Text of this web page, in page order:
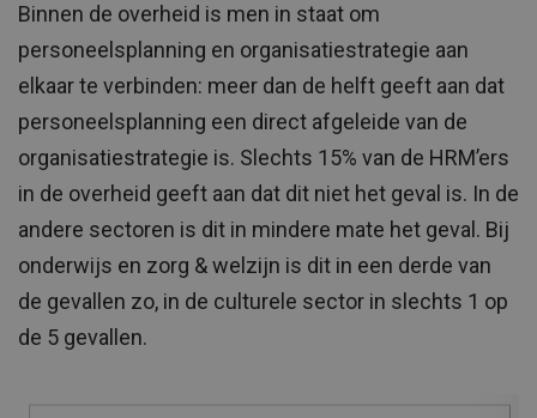
Binnen de overheid is men in staat om
personeelsplanning en organisatiestrategie aan
elkaar te verbinden: meer dan de helft geeft aan dat
personeelsplanning een direct afgeleide van de
organisatiestrategie is. Slechts 15% van de HRM’ers
in de overheid geeft aan dat dit niet het geval is. In de
andere sectoren is dit in mindere mate het geval. Bij
onderwijs en zorg & welzijn is dit in een derde van
de gevallen zo, in de culturele sector in slechts 1 op
de 5 gevallen.